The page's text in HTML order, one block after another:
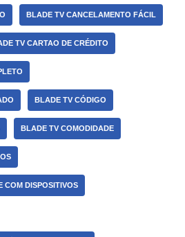
BLADE TV CANCELAMENTO FÁCIL
TV CARTAO DE CRÉDITO
BLADE TV CÓDIGO
BLADE TV COMODIDADE
COM DISPOSITIVOS